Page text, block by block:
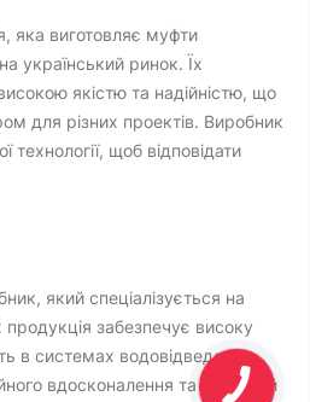
яка виготовляє муфти
український ринок. Їх
якістю та надійністю, що
для різних проектів. Виробник
технології, щоб відповідати
який спеціалізується на
продукція забезпечує високу
в системах водовідведення.
вдосконалення та інновацій